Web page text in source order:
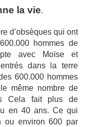
la vie.
d’obsèques qui ont
hommes de
avec Moïse et
dans la terre
600.000 hommes
même nombre de
Cela fait plus de
en 40 ans. Ce qui
ou environ 600 par